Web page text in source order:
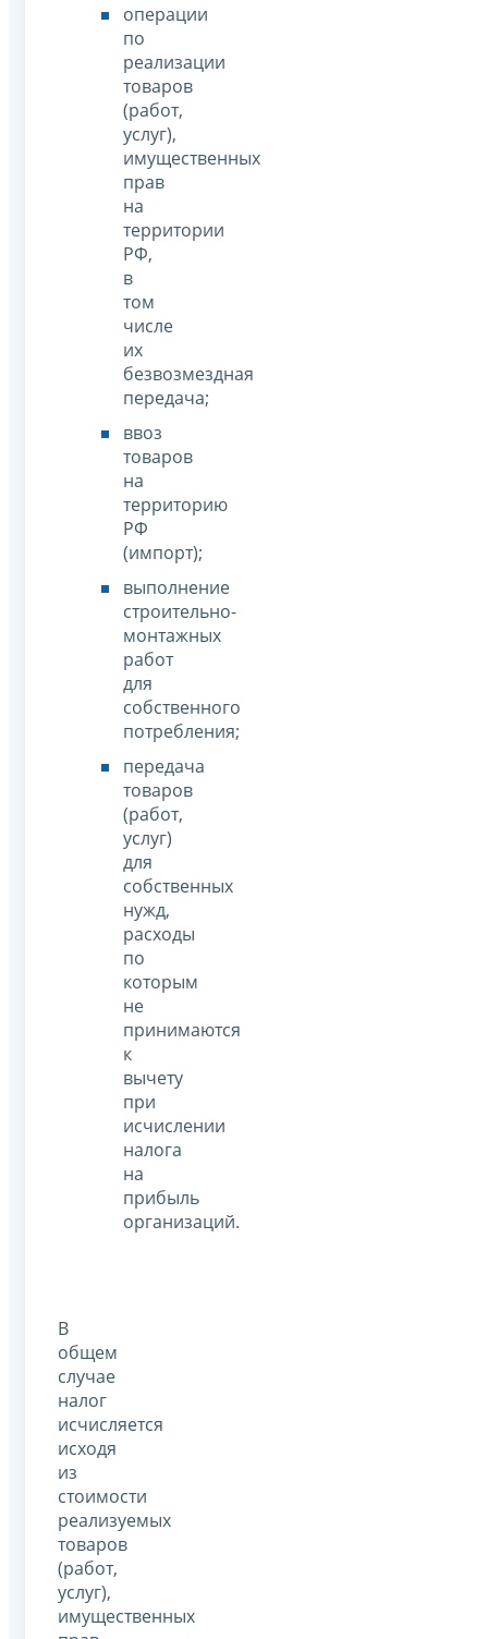
операции
по
реализации
товаров
(работ,
услуг),
имущественных
прав
на
территории
РФ,
в
том
числе
их
безвозмездная
передача;
ввоз
товаров
на
территорию
РФ
(импорт);
выполнение
строительно-
монтажных
работ
для
собственного
потребления;
передача
товаров
(работ,
услуг)
для
собственных
нужд,
расходы
по
которым
не
принимаются
к
вычету
при
исчислении
налога
на
прибыль
организаций.
В
общем
случае
налог
исчисляется
исходя
из
стоимости
реализуемых
товаров
(работ,
услуг),
имущественных